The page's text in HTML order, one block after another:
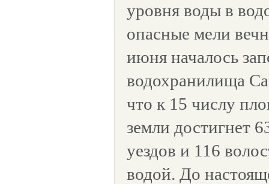
уровня воды в
опасные мели
июня началось
водохранилища
что к 15 числу
земли достигнет
уездов и 116
водой. До